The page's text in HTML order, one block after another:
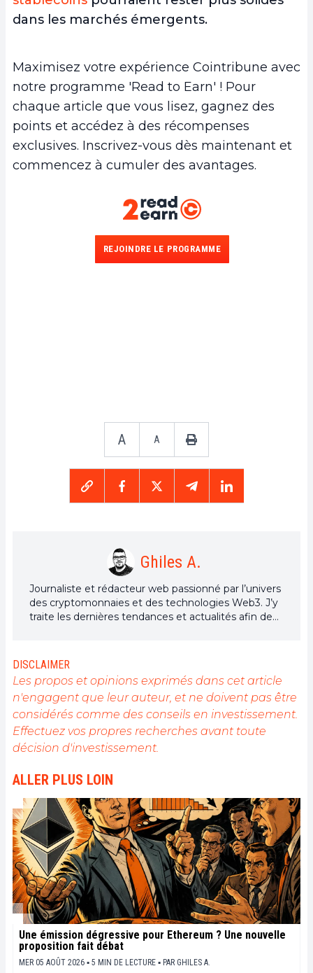
dans les marchés émergents.
Maximisez votre expérience Cointribune avec
notre programme 'Read to Earn' ! Pour
chaque article que vous lisez, gagnez des
points et accédez à des récompenses
exclusives. Inscrivez-vous dès maintenant et
commencez à cumuler des avantages.
REJOINDRE LE PROGRAMME
A A
Ghiles A.
Journaliste et rédacteur web passionné par l’univers
des cryptomonnaies et des technologies Web3. J’y
traite les dernières tendances et actualités afin de
DISCLAIMER
Les propos et opinions exprimés dans cet article
n'engagent que leur auteur, et ne doivent pas être
considérés comme des conseils en investissement.
Effectuez vos propres recherches avant toute
décision d'investissement.
ALLER PLUS LOIN
Une émission dégressive pour Ethereum ? Une nouvelle
proposition fait débat
MER 05 AOÛT 2026 ▪ 5 MIN DE LECTURE ▪ PAR GHILES A.